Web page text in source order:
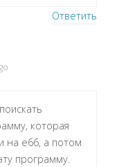
Ответить
которая
на e66, а потом
программу.